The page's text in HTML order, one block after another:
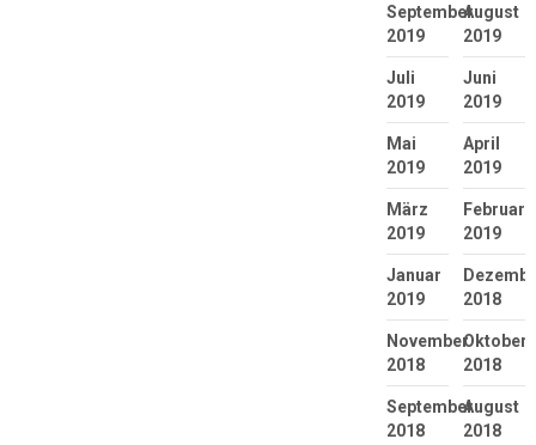
September
2019
August
2019
Juli
2019
Juni
2019
Mai
2019
April
2019
März
2019
Februar
2019
Januar
2019
2018
November
2018
Oktober
2018
September
2018
August
2018